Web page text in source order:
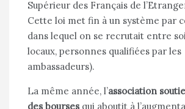
Supérieur des Français de
Cette loi met fin à un système par
dans lequel on se recrutait entre
locaux, personnes qualifiées par les
ambassadeurs).
La même année, l’association
des bourses qui aboutit à